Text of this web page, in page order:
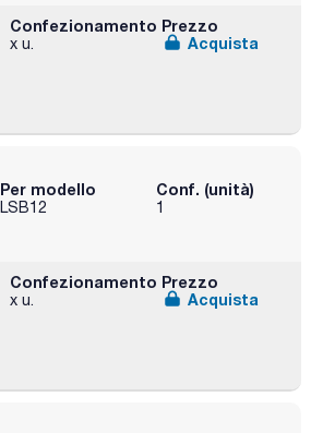
Confezionamento
x u.
Prezzo
Acquista
Per modello
LSB12
Conf. (unità)
1
Confezionamento
x u.
Prezzo
Acquista